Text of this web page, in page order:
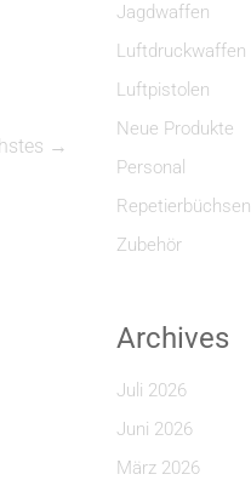
→
Jagdwaffen
Luftdruckwaffen
Luftpistolen
Neue Produkte
Personal
Repetierbüchsen
Zubehör
Archives
Juli 2026
Juni 2026
März 2026